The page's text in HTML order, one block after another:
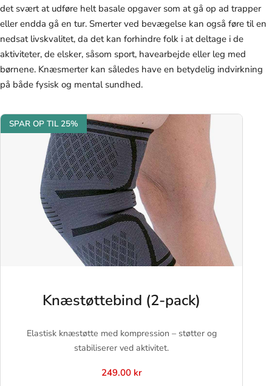
det svært at udføre helt basale opgaver som at gå op ad trapper
eller endda gå en tur. Smerter ved bevægelse kan også føre til en
nedsat livskvalitet, da det kan forhindre folk i at deltage i de
aktiviteter, de elsker, såsom sport, havearbejde eller leg med
børnene. Knæsmerter kan således have en betydelig indvirkning
på både fysisk og mental sundhed.
SPAR OP TIL 25%
Knæstøttebind (2-pack)
Elastisk knæstøtte med kompression – støtter og
stabiliserer ved aktivitet.
249.00 kr